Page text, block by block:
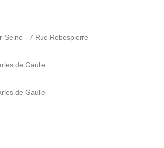
Seine - 7 Rue Robespierre
de Gaulle
de Gaulle